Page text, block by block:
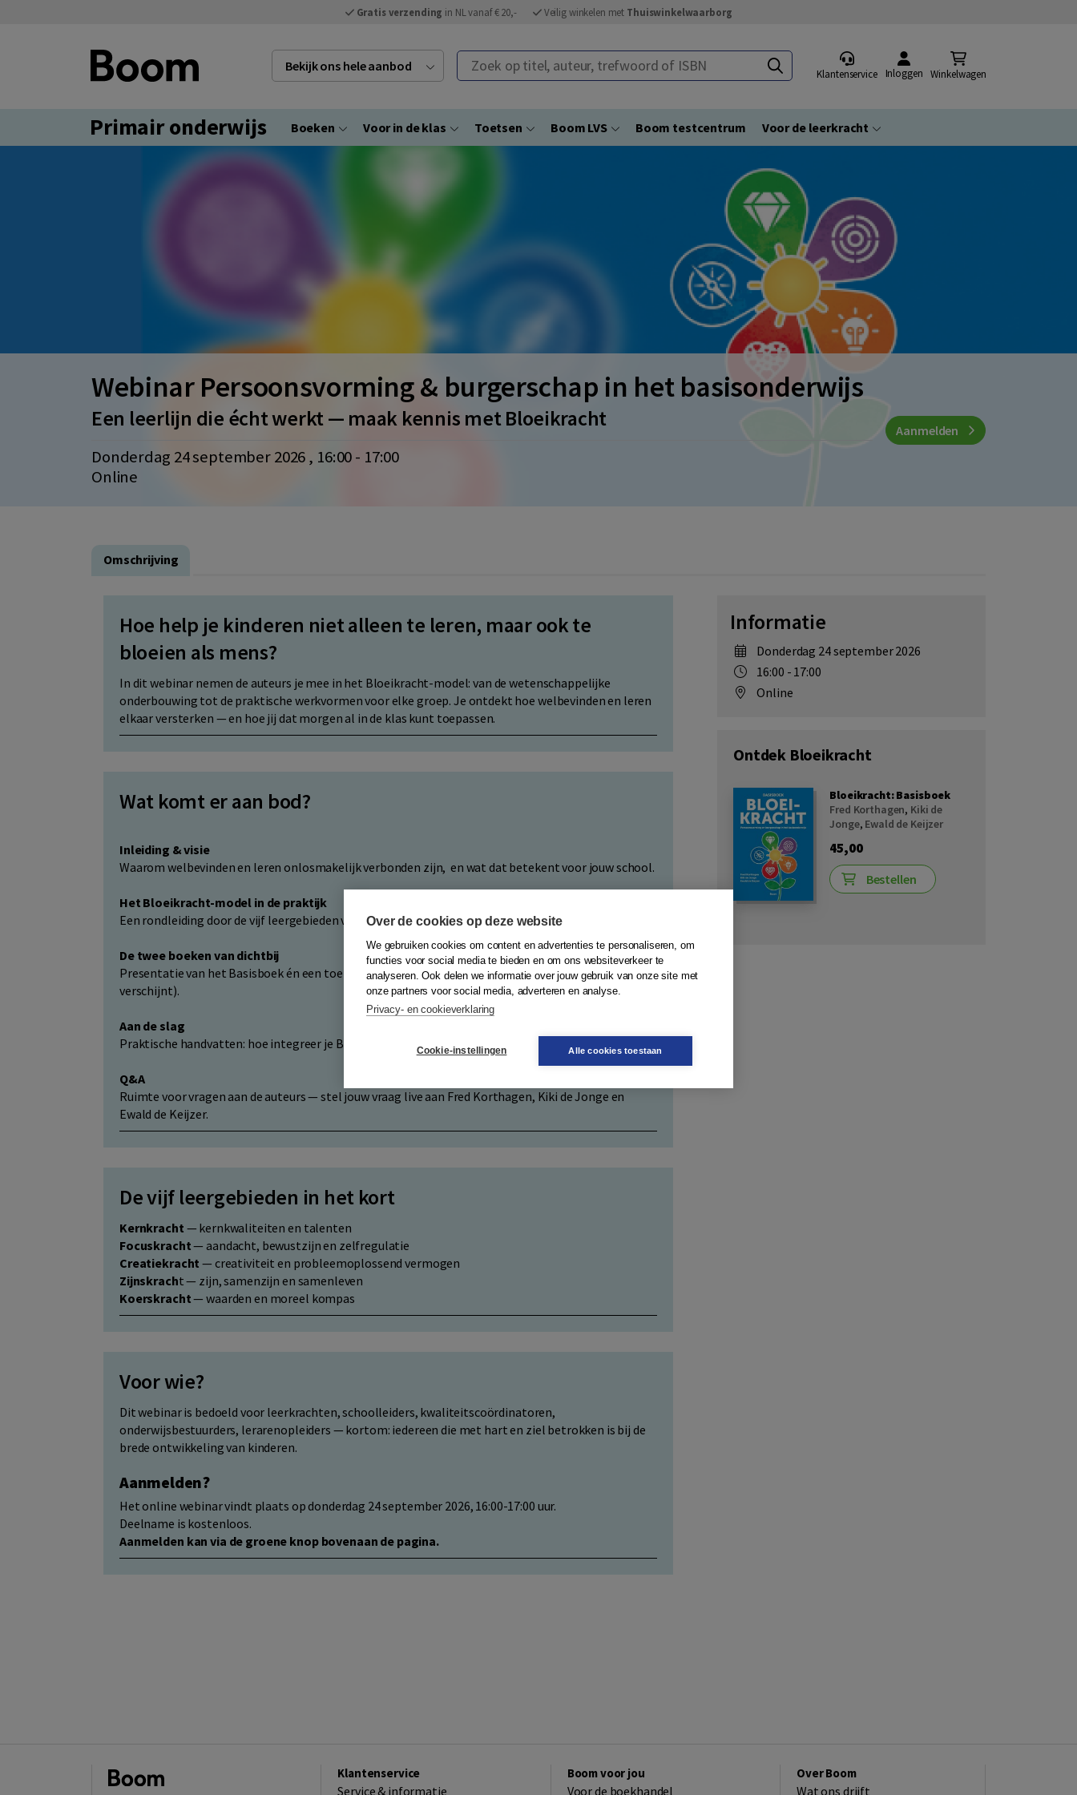
Gratis verzending in NL vanaf € 20,- Veilig winkelen met Thuiswinkelwaarborg
Bekijk ons hele aanbod Zoek op titel, auteur, trefwoord of ISBN
Klantenservice Inloggen Winkelwagen
Primair onderwijs Boeken Voor in de klas Toetsen Boom LVS Boom testcentrum Voor de leerkracht
Webinar Persoonsvorming & burgerschap in het basisonderwijs
Een leerlijn die écht werkt — maak kennis met Bloeikracht
donderdag 24 september 2026 , 16:00 - 17:00
Online
Aanmelden
Omschrijving
Hoe help je kinderen niet alleen te leren, maar ook te
bloeien als mens?
In dit webinar nemen de auteurs je mee in het Bloeikracht-model: van de wetenschappelijke
onderbouwing tot de praktische werkvormen voor elke groep. Je ontdekt hoe welbevinden en leren
elkaar versterken — en hoe jij dat morgen al in de klas kunt toepassen.
Wat komt er aan bod?
Inleiding & visie
Waarom welbevinden en leren onlosmakelijk verbonden zijn, en wat dat betekent voor jouw school.
Het Bloeikracht-model in de praktijk
Een rondleiding door de vijf leergebieden van Bloeikracht, met concrete voorbeelden per groep.
De twee boeken van dichtbij
Presentatie van het Basisboek én een toelichiting op het Praktijkboek (dat na de zomervakantie
verschijnt).
Aan de slag
Praktische handvatten: hoe integreer je Bloeikracht zonder extra last op een vol rooster?
Q&A
Ruimte voor vragen aan de auteurs — stel jouw vraag live aan Fred Korthagen, Kiki de Jonge en
Ewald de Keijzer.
De vijf leergebieden in het kort
Kernkracht — kernkwaliteiten en talenten
Focuskracht— aandacht, bewustzijn en zelfregulatie
Creatiekracht — creativiteit en probleemoplossend vermogen
Zijnskracht — zijn, samenzijn en samenleven
Koerskracht— waarden en moreel kompas
Voor wie?
Dit webinar is bedoeld voor leerkrachten, schoolleiders, kwaliteitscoördinatoren,
onderwijsbestuurders, lerarenopleiders — kortom: iedereen die met hart en ziel betrokken is bij de
brede ontwikkeling van kinderen.
Aanmelden?
Het online webinar vindt plaats op donderdag 24 september 2026, 16:00-17:00 uur.
Deelname is kostenloos.
Aanmelden kan via de groene knop bovenaan de pagina.
Informatie
donderdag 24 september 2026
16:00 - 17:00
Online
Ontdek Bloeikracht
Bloeikracht: Basisboek
Fred Korthagen, Kiki de
Jonge, Ewald de Keijzer
45,00
Bestellen
Klantenservice
Service & informatie
Boom voor jou
Voor de boekhandel
Over Boom
Wat ons drijft
Over de cookies op deze website
We gebruiken cookies om content en advertenties te personaliseren, om
functies voor social media te bieden en om ons websiteverkeer te
analyseren. Ook delen we informatie over jouw gebruik van onze site met
onze partners voor social media, adverteren en analyse.
Privacy- en cookieverklaring
Cookie-instellingen Alle cookies toestaan